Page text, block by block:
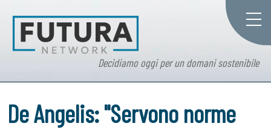
Decidiamo oggi per un domani sostenibile
De Angelis: "Servono norme